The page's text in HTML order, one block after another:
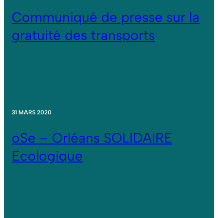
Communiqué de presse sur la
gratuité des transports
31 MARS 2020
oSe – Orléans SOLIDAIRE
Ecologique